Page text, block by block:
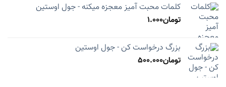
کلمات محبت آمیز معجزه میکنه - جول اوستین
تومان1.000
بزرگ درخواست کن - جول اوستین
تومان500.000